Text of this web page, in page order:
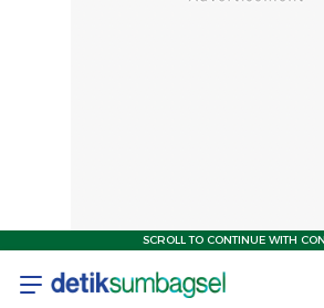
SCROLL TO CONTINUE WITH